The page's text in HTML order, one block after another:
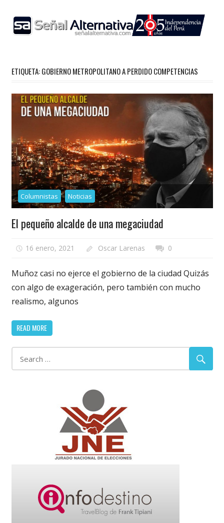
content
ETIQUETA:GOBIERNO METROPOLITANO A PERDIDO COMPETENCIAS
Columnistas Noticias
El pequeño alcalde de una megaciudad
16 enero, 2021 Oscar Larenas 0
Muñoz casi no ejerce el gobierno de la ciudad Quizás
con algo de exageración, pero también con mucho
realismo, algunos
READ MORE